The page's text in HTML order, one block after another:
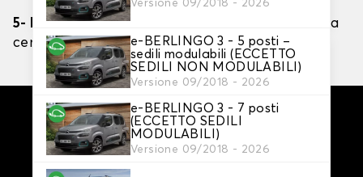
Versione 09/2018 - 2026
e-BERLINGO 3 - 5 posti –
sedili modulabili (ECCETTO
SEDILI NON MODULABILI)
Versione 09/2018 - 2026
e-BERLINGO 3 - 7 posti
(ECCETTO SEDILI
MODULABILI)
Versione 09/2018 - 2026
5- Regola e controlla
: Assicurati che la calza sia
centrata e che non ci siano pieghe.